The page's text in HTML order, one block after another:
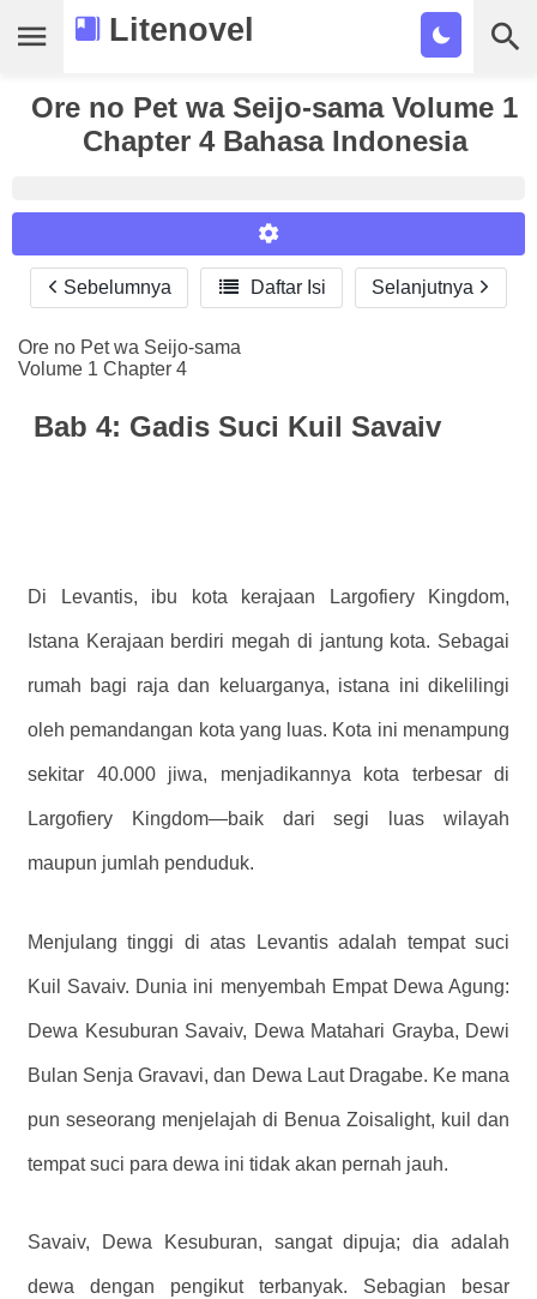
Litenovel
Daftar Novel
Tamat
Tags
Bookmark
Cari
Ore no Pet wa Seijo-sama Volume 1
Chapter 4 Bahasa Indonesia
Reader Settings
Font :
Titillium Web
Size :
Sebelumnya  Daftar Isi Selanjutnya
Ore no Pet wa Seijo-sama
Volume 1 Chapter 4
Bab 4: Gadis Suci Kuil Savaiv
Di Levantis, ibu kota kerajaan Largofiery Kingdom,
Istana Kerajaan berdiri megah di jantung kota. Sebagai
rumah bagi raja dan keluarganya, istana ini dikelilingi
oleh pemandangan kota yang luas. Kota ini menampung
sekitar 40.000 jiwa, menjadikannya kota terbesar di
Largofiery Kingdom—baik dari segi luas wilayah
maupun jumlah penduduk.
Menjulang tinggi di atas Levantis adalah tempat suci
Kuil Savaiv. Dunia ini menyembah Empat Dewa Agung:
Dewa Kesuburan Savaiv, Dewa Matahari Grayba, Dewi
Bulan Senja Gravavi, dan Dewa Laut Dragabe. Ke mana
pun seseorang menjelajah di Benua Zoisalight, kuil dan
tempat suci para dewa ini tidak akan pernah jauh.
Savaiv, Dewa Kesuburan, sangat dipuja; dia adalah
dewa dengan pengikut terbanyak. Sebagian besar